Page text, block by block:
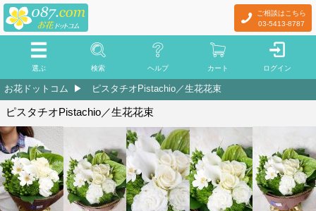
ご相談はこちら
03-5413-8787
選ぶ 検索 ヘルプ カート ログイン
お花ドットコム ピスタチオPistachio／生花花束
ピスタチオPistachio／生花花束